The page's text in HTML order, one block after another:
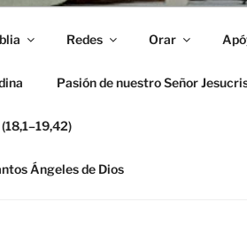
Redes Orar
Pasión de nuestro Señor
Ángeles de Dios